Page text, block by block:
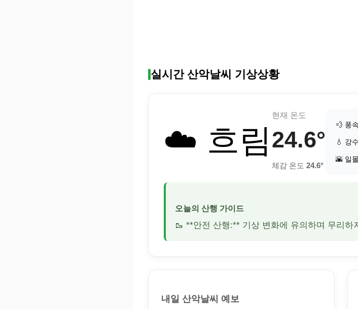
실시간 산악날씨 기상상황
☁️ 흐림
현재 온도
24.6°
체감 온도 24.6°
💨 풍
💧 강
🌇 일
오늘의 산행 가이드
🥾 **안전 산행:** 기상 변화에 유의하며 무리하
내일 산악날씨 예보